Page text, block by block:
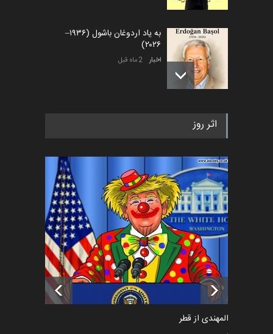
به یاد اردوغان باشول (۱۹۳۶–
۲۰۲۶)
اخبار 2 ماه قبل
رویداد کارگاهی کارتون و پوستر
اخبار 5 ماه قبل
فراخوان رویداد کارگاهی کارتون و
پوستر "ایران سربل…
اخبار 6 ماه قبل
تسلیت به همکار | سهراب خیری
اخبار 6 ماه قبل
اثر روز
سعد المهندی از قطر